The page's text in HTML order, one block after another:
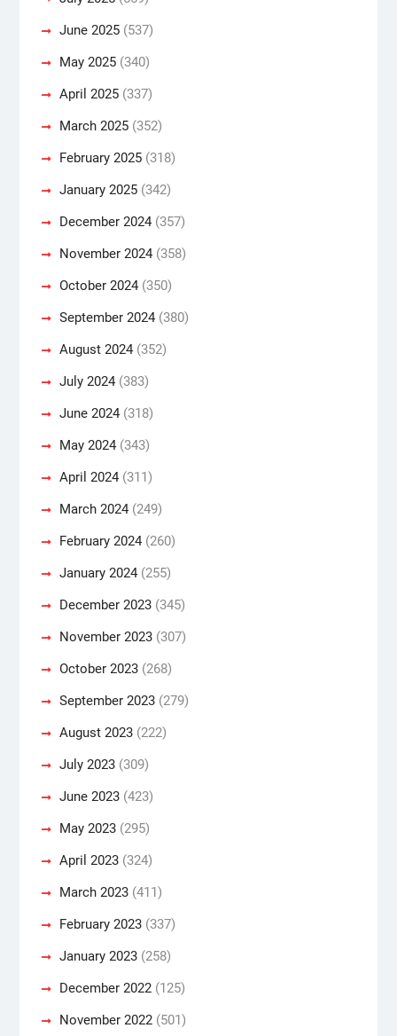
June 2025(537)
May 2025(340)
April 2025(337)
March 2025(352)
February 2025(318)
January 2025(342)
December 2024(357)
November 2024(358)
October 2024(350)
September 2024(380)
August 2024(352)
July 2024(383)
June 2024(318)
May 2024(343)
April 2024(311)
March 2024(249)
February 2024(260)
January 2024(255)
December 2023(345)
November 2023(307)
October 2023(268)
September 2023(279)
August 2023(222)
July 2023(309)
June 2023(423)
May 2023(295)
April 2023(324)
March 2023(411)
February 2023(337)
January 2023(258)
December 2022(125)
November 2022(501)